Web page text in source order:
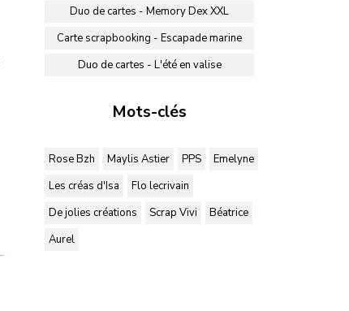
Duo de cartes - Memory Dex XXL
Carte scrapbooking - Escapade marine
Duo de cartes - L'été en valise
Mots-clés
Rose Bzh Maylis Astier PPS
Emelyne
Les créas d'Isa
Flo lecrivain
De jolies créations
Scrap Vivi
Béatrice
Aurel